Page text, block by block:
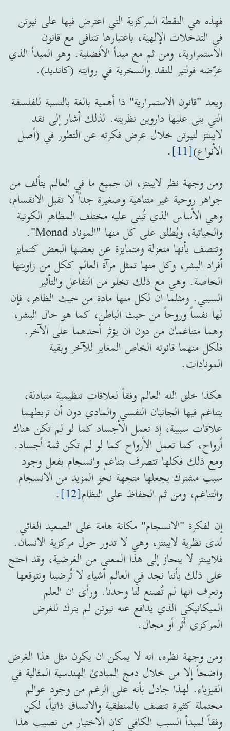
فهذه هي النقطة المركزية التي اعترض فيها على نيوتن
في التدخلات الإلهية، باعتبارها تتنافى مع قانون
الاستمرارية، ومن ثم مع مبدأ الأفضلية. وهو المبدأ الذي
عرّضه فولتير للنقد والسخرية في روايته (كانديد).
ويعد "قانون الاستمرارية" ذا أهمية بالغة بالنسبة للفلسفة
التي بنى عليها داروين نظريته. لذلك أشار إلى نقد
لايبنتز لنيوتن خلال عرض فكرته عن التطور في (أصل
الأنواع)[11]
.
ومن وجهة نظر لايبنتز، ان جميع ما في العالم يتألف من
جواهر روحية غير متناهية وصغيرة جداً لا تقبل الانقسام،
وهي الأساس الذي تُبنى عليه مختلف المظاهر الكونية
والحياتية، ويُطلق على كل منها "الموناد Monad".
وتتصف بأنها منعزلة ومتمايزة عن بعضها البعض كتمايز
أفراد البشر، وكل منها تمثل مرآة العالم ككل من زاويتها
الخاصة. وهي مع ذلك تخلو من التفاعل والتأثير
السببي. ومثلما ان لكل منها مادة من حيث الظاهر، فإن
لها نفساً وروحاً من حيث الباطن، كما هو حال البشر،
وهما متناغمان من دون ان يؤثر أحدهما على الآخر.
فلكل منهما قانونه الخاص المغاير للآخر وبقية
المونادات.
هكذا خلق الله العالم وفقاً لعلاقات تنظيمية متبادلة،
يتناغم فيها الجانبان النفسي والمادي دون أن تربطهما
علاقات سببية، إذ تعمل الأجساد كما لو لم تكن هناك
أرواح، كما تعمل الأرواح كما لو لم تكن ثمة أجساد.
ومع ذلك فكلها تتصرف بتناغم وانسجام بفعل وجود
سبب مشترك يجعلها متجهة نحو المزيد من الانسجام
والتناغم، ومن ثم الحفاظ على النظام[12]
.
إن لفكرة "الانسجام" مكانة هامة على الصعيد الغائي
لدى نظرية لايبنتز، وهي لا تدور حول مركزية الانسان.
فلايبنتز لا ينحاز إلى هذا المعنى من الغرضية، وقد احتج
على ذلك بأننا نجد في العالم أشياء لا تُرضينا ونتوقعها
ونعرف انها لم تُصنع لنا وحدنا. ورأى ان العلم
الميكانيكي الذي يدافع عنه نيوتن لم يترك للغرض
المركزي أثر أو مجال.
ومن وجهة نظره، انه لا يمكن ان يكون مثل هذا الغرض
واضحاً إلا من خلال دمج المبادئ الهندسية المثالية في
الفيزياء. لهذا جادل بأنه على الرغم من وجود عوالم
محتملة كثيرة تتصف بالمنطقية والاتساق ذاتياً، لكن
وفقاً لمبدأ السبب الكافي كان الاختيار من نصيب هذا